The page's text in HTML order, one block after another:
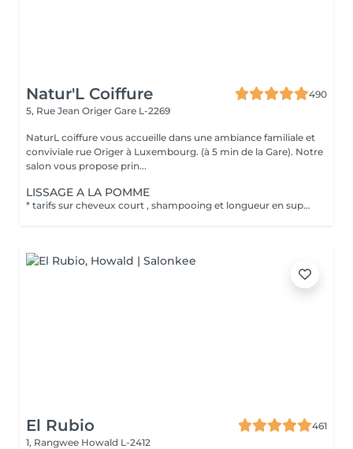
Natur'L Coiffure
490
5, Rue Jean Origer Gare L-2269
NaturL coiffure vous accueille dans une ambiance familiale et
conviviale rue Origer à Luxembourg. (à 5 min de la Gare). Notre
salon vous propose prin...
LISSAGE A LA POMME
* tarifs sur cheveux court , shampooing et longueur en supplément
El Rubio
461
1, Rangwee Howald L-2412